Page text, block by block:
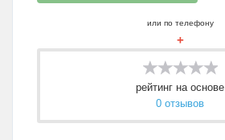
или по телефону
+
рейтинг на основе
0 отзывов